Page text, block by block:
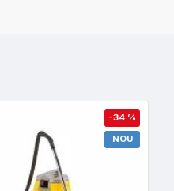
NOU
-34 %